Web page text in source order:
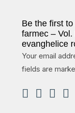
Be the first
farmec –
evanghelice
Your email
fields are